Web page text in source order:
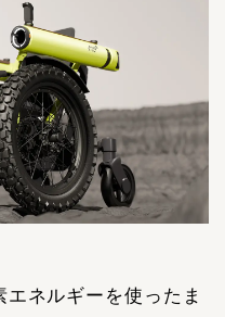
ネルギーを使ったま